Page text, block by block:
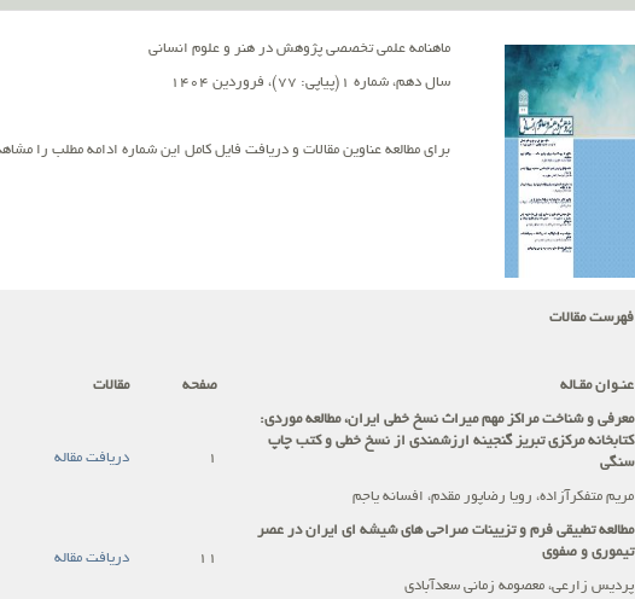
ماهنامه علمی تخصصی پژوهش در هنر و علوم انسانی
سال دهم، شماره 1(پیاپی: 77)، فروردین 1404
برای مطالعه عناوین مقالات و دریافت فایل کامل این شماره ادامه مطلب را
فهرست مقالات
عنـوان مقـاله صفحه مقالات
معرفی و شناخت مراکز مهم میراث نسخ خطی ایران، مطالعه موردی:
کتابخانه مرکزی تبریز گنجینه ارزشمندی از نسخ خطی و کتب چاپ
سنگی
1 دریافت مقاله
مریم متفکرآزاده، رویا رضاپور مقدم، افسانه یاجم
مطالعه تطبیقی فرم و تزیینات صراحی های شیشه ای ایران در عصر
تیموری و صفوی
11
دریافت مقاله
پردیس زارعی، معصومه زمانی سعدآبادی